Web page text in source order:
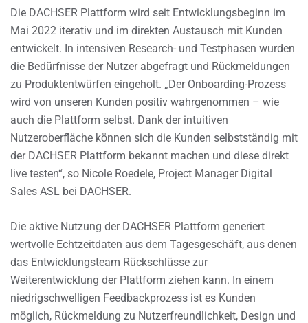
Die DACHSER Plattform wird seit Entwicklungsbeginn im
Mai 2022 iterativ und im direkten Austausch mit Kunden
entwickelt. In intensiven Research- und Testphasen wurden
die Bedürfnisse der Nutzer abgefragt und Rückmeldungen
zu Produktentwürfen eingeholt. „Der Onboarding-Prozess
wird von unseren Kunden positiv wahrgenommen – wie
auch die Plattform selbst. Dank der intuitiven
Nutzeroberfläche können sich die Kunden selbstständig mit
der DACHSER Plattform bekannt machen und diese direkt
live testen“, so Nicole Roedele, Project Manager Digital
Sales ASL bei DACHSER.
Die aktive Nutzung der DACHSER Plattform generiert
wertvolle Echtzeitdaten aus dem Tagesgeschäft, aus denen
das Entwicklungsteam Rückschlüsse zur
Weiterentwicklung der Plattform ziehen kann. In einem
niedrigschwelligen Feedbackprozess ist es Kunden
möglich, Rückmeldung zu Nutzerfreundlichkeit, Design und